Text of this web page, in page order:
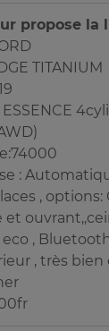
propose la
TITANIUM
:
,
et
,
, très